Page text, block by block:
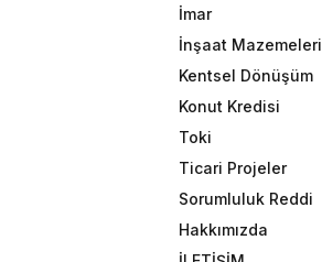
İmar
İnşaat Mazemeleri
Kentsel Dönüşüm
Konut Kredisi
Toki
Ticari Projeler
Sorumluluk Reddi
Hakkımızda